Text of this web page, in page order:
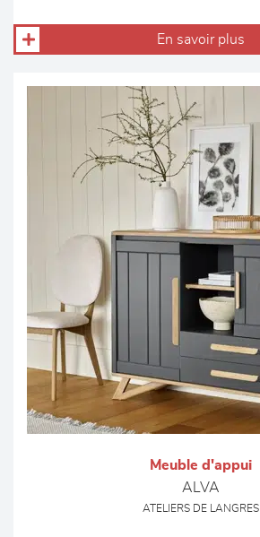
En savoir plus
Meuble d'appui
ALVA
ATELIERS DE LANGRES